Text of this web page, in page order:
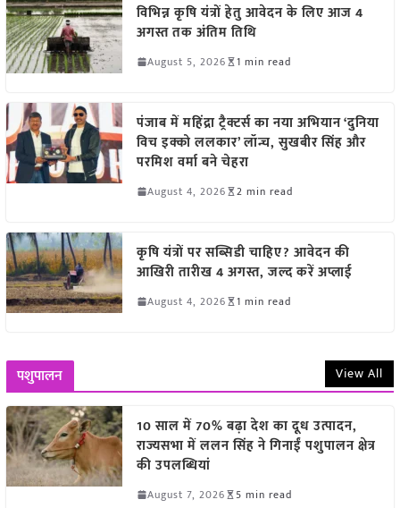
विभिन्न कृषि यंत्रों हेतु आवेदन के लिए आज 4
अगस्त तक अंतिम तिथि
August 5, 2026 1 min read
पंजाब में महिंद्रा ट्रैक्टर्स का नया अभियान ‘दुनिया
विच इक्को ललकार’ लॉन्च, सुखबीर सिंह और
परमिश वर्मा बने चेहरा
August 4, 2026 2 min read
कृषि यंत्रों पर सब्सिडी चाहिए? आवेदन की
आखिरी तारीख 4 अगस्त, जल्द करें अप्लाई
August 4, 2026 1 min read
पशुपालन View All
10 साल में 70% बढ़ा देश का दूध उत्पादन,
राज्यसभा में ललन सिंह ने गिनाईं पशुपालन क्षेत्र
की उपलब्धियां
August 7, 2026 5 min read